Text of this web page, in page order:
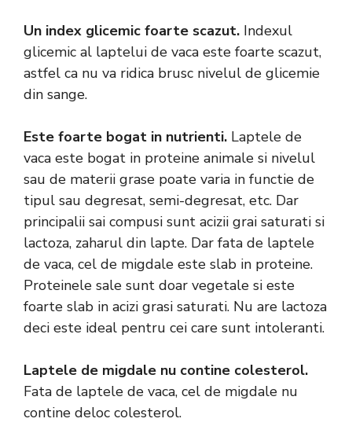
Un index glicemic foarte scazut. Indexul
glicemic al laptelui de vaca este foarte scazut,
astfel ca nu va ridica brusc nivelul de glicemie
din sange.
Este foarte bogat in nutrienti. Laptele de
vaca este bogat in proteine animale si nivelul
sau de materii grase poate varia in functie de
tipul sau degresat, semi-degresat, etc. Dar
principalii sai compusi sunt acizii grai saturati si
lactoza, zaharul din lapte. Dar fata de laptele
de vaca, cel de migdale este slab in proteine.
Proteinele sale sunt doar vegetale si este
foarte slab in acizi grasi saturati. Nu are lactoza
deci este ideal pentru cei care sunt intoleranti.
Laptele de migdale nu contine colesterol.
Fata de laptele de vaca, cel de migdale nu
contine deloc colesterol.